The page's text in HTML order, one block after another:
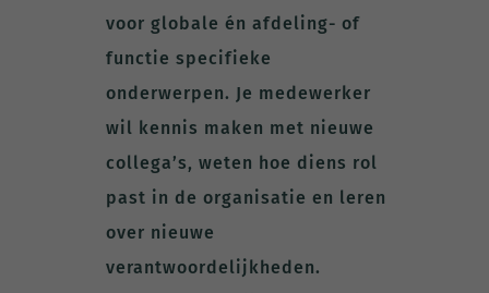
voor globale én afdeling- of
functie specifieke
onderwerpen. Je medewerker
wil kennis maken met nieuwe
collega’s, weten hoe diens rol
past in de organisatie en leren
over nieuwe
verantwoordelijkheden.